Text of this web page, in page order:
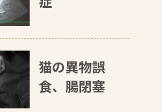
猫の異物誤
食、腸閉塞